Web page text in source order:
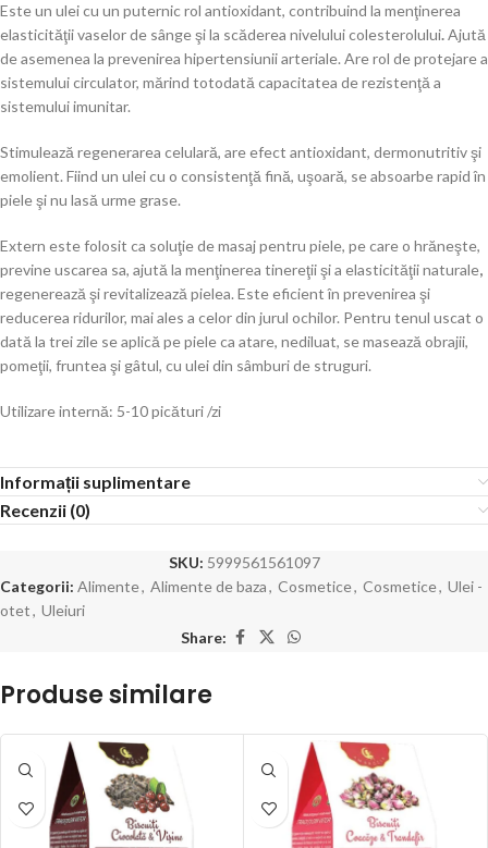
Este un ulei cu un puternic rol antioxidant, contribuind la menţinerea
elasticităţii vaselor de sânge şi la scăderea nivelului colesterolului.Ajută
de asemenea la prevenirea hipertensiunii arteriale. Are rol de protejare a
sistemului circulator, mărind totodată capacitatea de rezistenţă a
sistemului imunitar.
Stimulează regenerarea celulară, are efect antioxidant, dermonutritiv şi
emolient. Fiind un ulei cu o consistenţă fină, uşoară, se absoarbe rapid în
piele şi nu lasă urme grase.
Extern este folosit ca soluţie de masaj pentru piele, pe care o hrăneşte,
previne uscarea sa, ajută la menţinerea tinereţii şi a elasticităţii naturale,
regenerează şi revitalizează pielea. Este eficient în prevenirea şi
reducerea ridurilor, mai ales a celor din jurul ochilor. Pentru tenul uscat o
dată la trei zile se aplică pe piele ca atare, nediluat, se masează obrajii,
pomeţii, fruntea şi gâtul, cu ulei din sâmburi de struguri.
Utilizare internă: 5-10 picături /zi
Informații suplimentare
Recenzii (0)
SKU: 5999561561097
Categorii: Alimente, Alimente de baza, Cosmetice, Cosmetice, Ulei -
otet, Uleiuri
Share:
Produse similare